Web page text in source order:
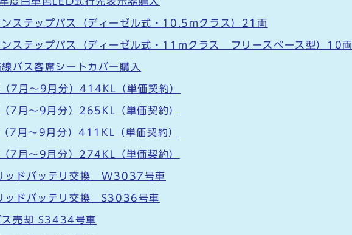
ステップバス（ディーゼル式・10.5mクラス）21両
ステップバス（ディーゼル式・11mクラス フリースペース型）10両
バス客席シートカバー購入
7月～9月分）414KL（単価契約）
7月～9月分）265KL（単価契約）
7月～9月分）411KL（単価契約）
7月～9月分）274KL（単価契約）
ッドバッテリ交換 W3037号車
ッドバッテリ交換 S3036号車
ス売却 S3434号車